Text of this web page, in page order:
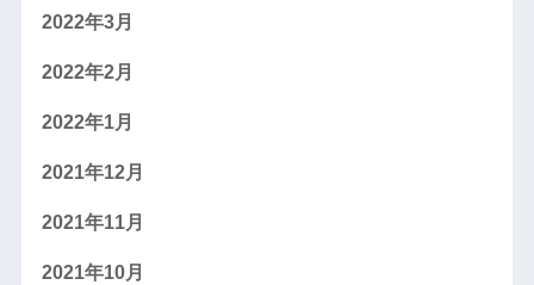
2022年3月
2022年2月
2022年1月
2021年12月
2021年11月
2021年10月